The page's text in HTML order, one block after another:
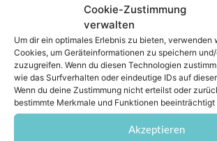
Cookie-Zustimmung
verwalten
Um dir ein optimales Erlebnis zu bieten, verwenden
Cookies, um Geräteinformationen zu speichern
zuzugreifen. Wenn du diesen Technologien
wie das Surfverhalten oder eindeutige IDs auf
Wenn du deine Zustimmung nicht erteilst oder
bestimmte Merkmale und Funktionen beeinträchtigt
Akzeptieren